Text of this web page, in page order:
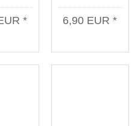
für
*
So sind wir
Transparent
6,90 EUR *